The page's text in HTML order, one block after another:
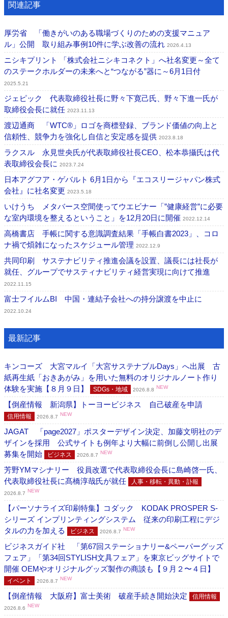
発刊案内
運営
会社案内
購読・購入申し込み
サイトポリシー
お問い合わせ
関連記事
厚労省 「働きがいのある職場づくりのための⽀援マニュア
ル」公開 取り組み事例10件に学ぶ改善の流れ 2026.4.13
ニシキプリント 「株式会社ニシキコネクト」へ社名変更～全て
のステークホルダーの未来へと“つながる”器に～6月1日付
2025.5.21
ジェピック 代表取締役社長に野々下寛己氏、野々下進一氏が
取締役会長に就任 2023.11.13
渡辺通商 「WTC®」ロゴを商標登録、ブランド価値の向上と
信頼性、競争力を強化し自信と安定感を提供 2023.8.18
ラクスル 永見世央氏が代表取締役社長CEO、松本恭攝氏は代
表取締役会長に 2023.7.24
日本アグフア・ゲバルト 6月1日から『エコスリージャパン株式
会社』に社名変更 2023.5.18
いけうち メタバース空間使ってウエビナー「”健康経営”に必要
な室内環境を整えるということ」を12月20日に開催 2022.12.14
高橋書店 手帳に関する意識調査結果「手帳白書2023」、コロ
ナ禍で煩雑になったスケジュール管理 2022.12.9
共同印刷 サステナビリティ推進会議を設置、議長には社長が
就任、グループでサスティナビリティ経営実現に向けて推進
2022.11.15
富士フイルムBI 中国・連結子会社への持分譲渡を中止に
2022.10.24
最新記事
キンコーズ 大宮マルイ「大宮サステナブルDays」へ出展 古
紙再生紙「おきあがみ」を用いた無料のオリジナルノート作り
体験を実施【８月９日】
SDGs・地域 2026.8.8 NEW
【倒産情報 新潟県】トーヨービジネス 自己破産を申請
信用情報 2026.8.7 NEW
JAGAT 「page2027」ポスターデザイン決定、加藤文明社のデ
ザインを採用 公式サイトも例年より大幅に前倒し公開し出展
募集を開始
ビジネス 2026.8.7 NEW
芳野YMマシナリー 役員改選で代表取締役会長に島崎啓一氏、
代表取締役社長に髙橋淳哉氏が就任
人事・移転・異動・訃報
2026.8.7 NEW
【パーソナライズ印刷特集】コダック KODAK PROSPER S-
シリーズ インプリンティングシステム 従来の印刷工程にデジ
タルの力を加える
ビジネス 2026.8.7 NEW
ビジネスガイド社 「第67回ステーショナリー&ペーパーグッズ
フェア」「第34回STYLISH文具フェア」を東京ビッグサイトで
開催 OEMやオリジナルグッズ製作の商談も【９月２〜４日】
イベント 2026.8.7 NEW
【倒産情報 大阪府】富士美術 破産手続き開始決定 信用情報
2026.8.6 NEW